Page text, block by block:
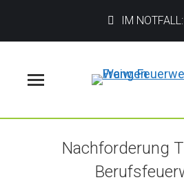
IM
Nachforderung